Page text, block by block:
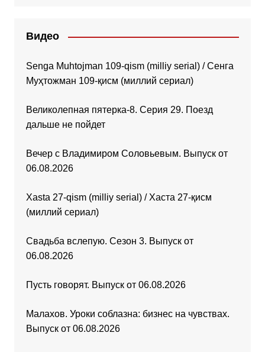
Видео
Senga Muhtojman 109-qism (milliy serial) / Сенга
Муҳтожман 109-қисм (миллий сериал)
Великолепная пятерка-8. Серия 29. Поезд
дальше не пойдет
Вечер с Владимиром Соловьевым. Выпуск от
06.08.2026
Xasta 27-qism (milliy serial) / Хаста 27-қисм
(миллий сериал)
Свадьба вслепую. Сезон 3. Выпуск от
06.08.2026
Пусть говорят. Выпуск от 06.08.2026
Малахов. Уроки соблазна: бизнес на чувствах.
Выпуск от 06.08.2026